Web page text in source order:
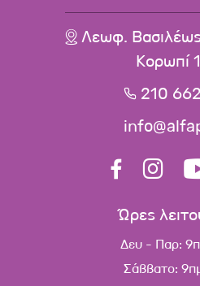
Λεωφ.
Κορωπί
210
Ώρες
Δευ - Παρ:
Σάββατο: